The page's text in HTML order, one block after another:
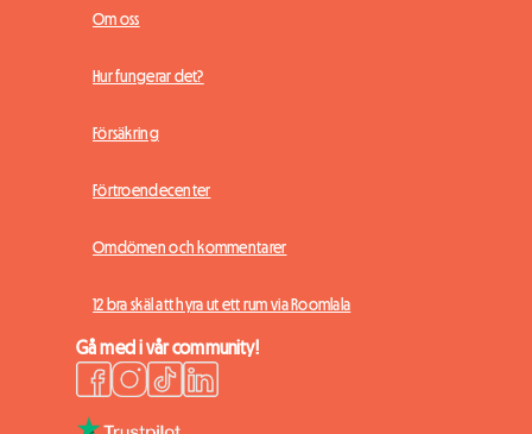
Om oss
Hur fungerar det?
Försäkring
Förtroendecenter
Omdömen och kommentarer
12 bra skäl att hyra ut ett rum via Roomlala
Gå med i vår community!